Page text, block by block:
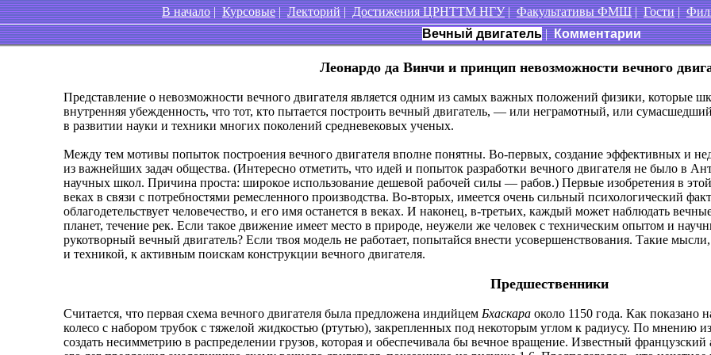
В начало|Курсовые|Лекторий|Достижения ЦРНТТМ НГУ|Факультативы ФМШ|Гости|
Вечный двигатель | Комментарии
Леонардо да Винчи и принцип невозможности вечного
Представление о невозможности вечного двигателя является одним из самых важных положений физики, которые
внутренняя убежденность, что тот, кто пытается построить вечный двигатель, — или неграмотный, или
в развитии науки и техники многих поколений средневековых ученых.
Между тем мотивы попыток построения вечного двигателя вполне понятны. Во-первых, создание эффективных и
из важнейших задач общества. (Интересно отметить, что идей и попыток разработки вечного двигателя не было в
научных школ. Причина проста: широкое использование дешевой рабочей силы — рабов.) Первые изобретения в
веках в связи с потребностями ремесленного производства. Во-вторых, имеется очень сильный психологический
облагодетельствует человечество, и его имя останется в веках. И наконец, в-третьих, каждый может наблюдать
планет, течение рек. Если такое движение имеет место в природе, неужели же человек с техническим опытом и
рукотворный вечный двигатель? Если твоя модель не работает, попытайся внести усовершенствования. Такие
и техникой, к активным поискам конструкции вечного двигателя.
Предшественники
Считается, что первая схема вечного двигателя была предложена индийцем Бхаскара около 1150 года. Как показано
колесо с набором трубок с тяжелой жидкостью (ртутью), закрепленных под некоторым углом к радиусу. По мнению
создать несимметрию в распределении грузов, которая и обеспечивала бы вечное вращение. Известный